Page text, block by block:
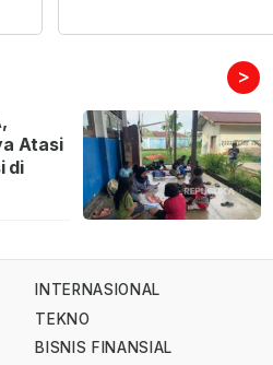
>
Atasi
di
INTERNASIONAL
TEKNO
BISNIS FINANSIAL